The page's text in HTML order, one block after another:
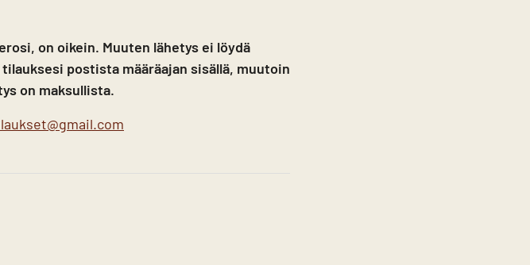
on oikein. Muuten lähetys ei löydä
postista määräajan sisällä, muutoin
on maksullista.